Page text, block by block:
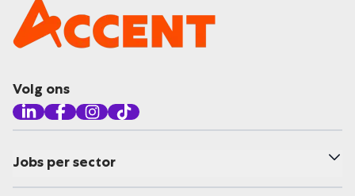
Volg ons
Jobs per sector